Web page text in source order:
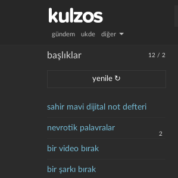
gündem ukde diğer
12 /2
başlıklar
yenile ↻
sahir mavi dijital not defteri
nevrotik palavralar
2
bir video bırak
bir şarkı bırak